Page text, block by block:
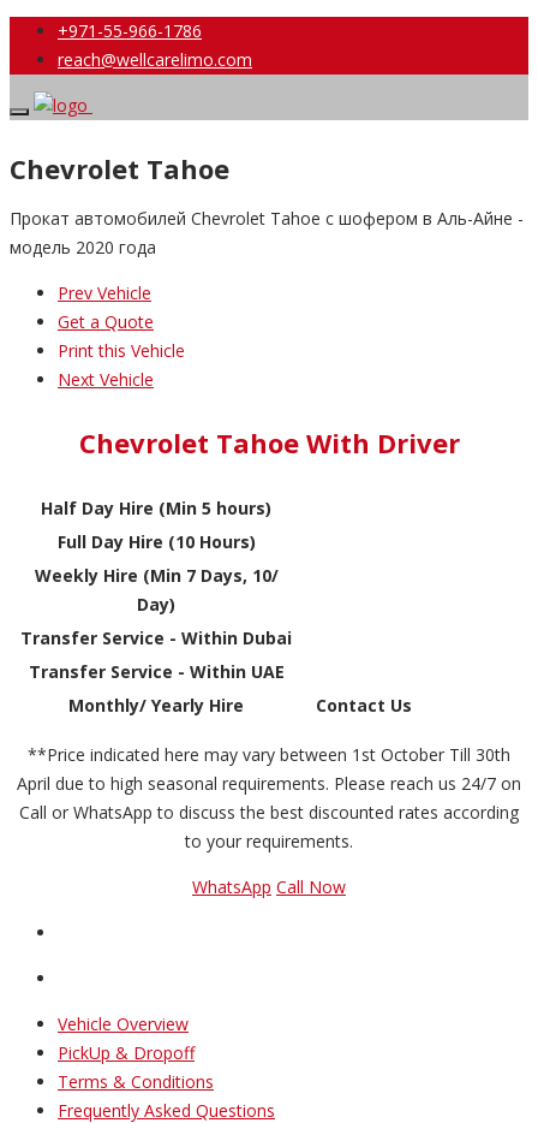
+971-55-966-1786
reach@wellcarelimo.com
Chevrolet Tahoe
Прокат автомобилей Chevrolet Tahoe с шофером в Аль-Айне -
модель 2020 года
Prev Vehicle
Get a Quote
Print this Vehicle
Next Vehicle
Chevrolet Tahoe With Driver
Half Day Hire (Min 5 hours)
Full Day Hire (10 Hours)
Weekly Hire (Min 7 Days, 10/
Day)
Transfer Service - Within Dubai
Transfer Service - Within UAE
Monthly/ Yearly Hire
Contact Us
**Price indicated here may vary between 1st October Till 30th
April due to high seasonal requirements. Please reach us 24/7 on
Call or WhatsApp to discuss the best discounted rates according
to your requirements.
WhatsApp Call Now
Vehicle Overview
PickUp & Dropoff
Terms & Conditions
Frequently Asked Questions